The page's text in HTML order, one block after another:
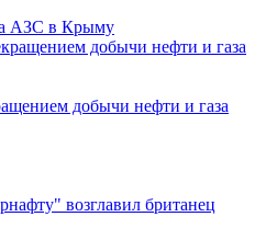
АЗС в Крыму
добычи нефти и газа